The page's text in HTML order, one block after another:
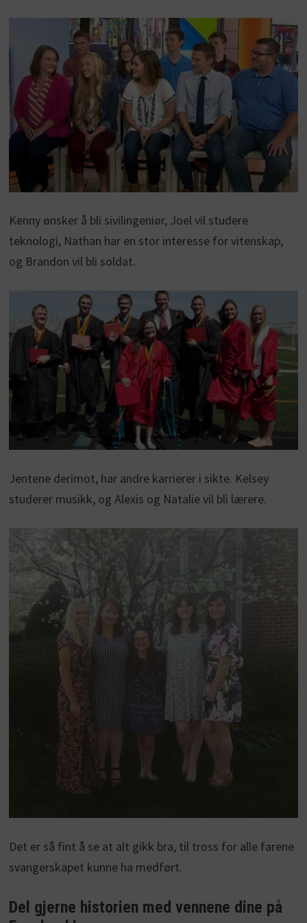
Kenny ønsker å bli sivilingeniør, Joel vil studere
teknologi, Nathan har en stor interesse for vitenskap,
og Brandon vil bli soldat.
Jentene derimot, har andre karrierer i sikte. Kelsey
studerer musikk, og Alexis og Natalie vil bli lærere.
Det er så fint å se at alt gikk bra, til tross for alle farene
svangerskapet kunne ha medført.
Del gjerne historien med vennene dine på